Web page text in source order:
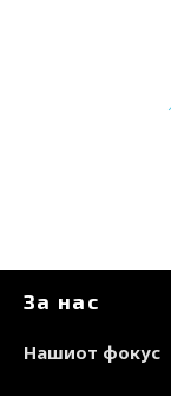
За нас
Нашиот фокус